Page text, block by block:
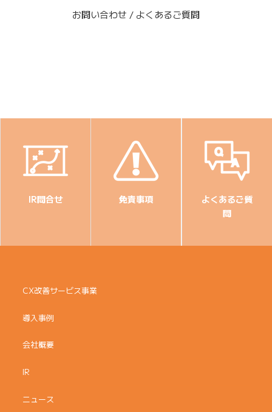
お問い合わせ / よくあるご質問
IR問合せ 免責事項
よくあるご質
問
CX改善サービス事業
導入事例
会社概要
IR
ニュース